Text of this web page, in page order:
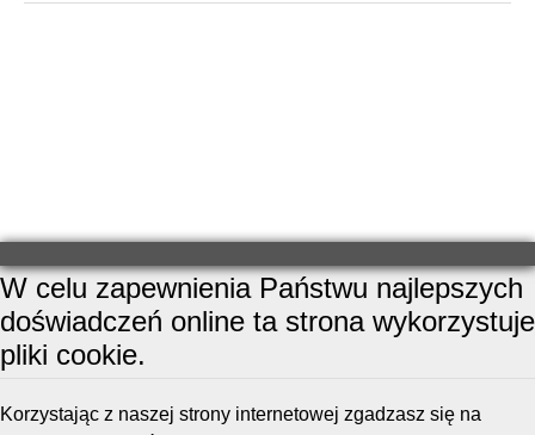
W celu zapewnienia Państwu najlepszych
doświadczeń online ta strona wykorzystuje
pliki cookie.
Korzystając z naszej strony internetowej zgadzasz się na